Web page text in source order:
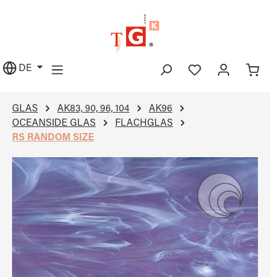
DE
GLAS AK83, 90, 96, 104
AK96
OCEANSIDE GLAS
FLACHGLAS
RS RANDOM SIZE
Bildergalerie überspringen